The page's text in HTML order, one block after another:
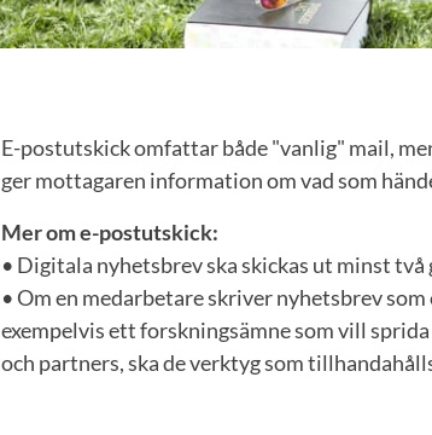
E-postutskick omfattar både "vanlig" mail,
ger mottagaren information om vad som
Mer om e-postutskick:
• Digitala nyhetsbrev ska skickas ut minst två
• Om en medarbetare skriver nyhetsbrev
exempelvis ett forskningsämne som vill
och partners, ska de verktyg som